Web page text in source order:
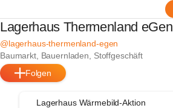
Lagerhaus Thermenland eGen
@lagerhaus-thermenland-egen
Baumarkt, Bauernladen, Stoffgeschäft
Folgen
Lagerhaus Wärmebild-Aktion